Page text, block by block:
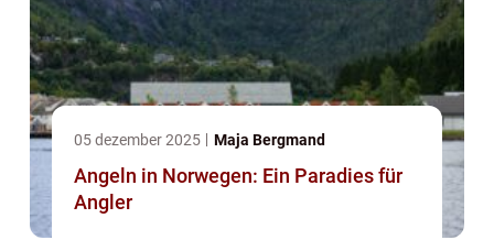
05 dezember 2025 Maja Bergmand
Angeln in Norwegen: Ein Paradies für
Angler